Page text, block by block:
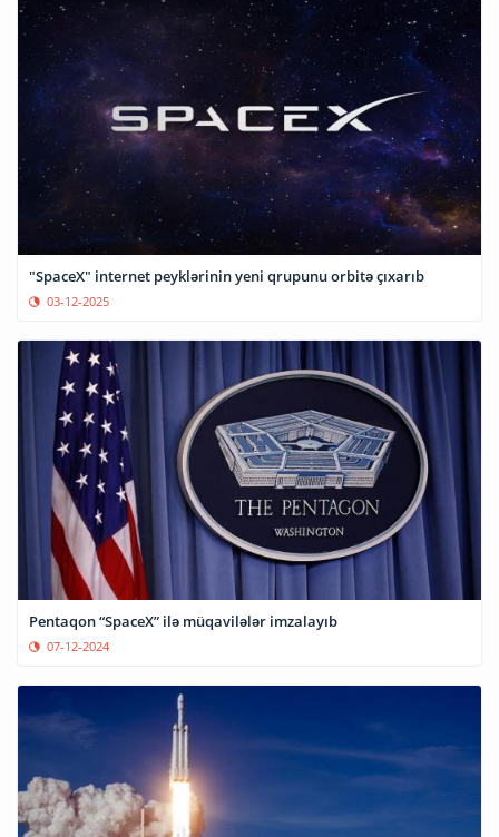
"SpaceX" internet peyklərinin yeni qrupunu orbitə çıxarıb
03-12-2025
Pentaqon “SpaceX” ilə müqavilələr imzalayıb
07-12-2024